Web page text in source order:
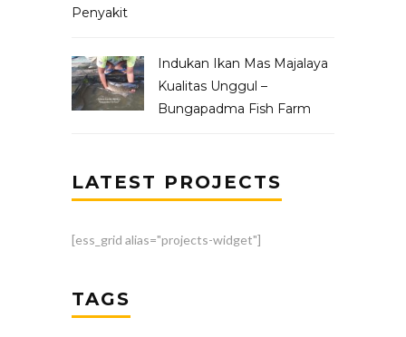
Penyakit
Indukan Ikan Mas Majalaya
Kualitas Unggul –
Bungapadma Fish Farm
LATEST PROJECTS
[ess_grid alias="projects-widget"]
TAGS